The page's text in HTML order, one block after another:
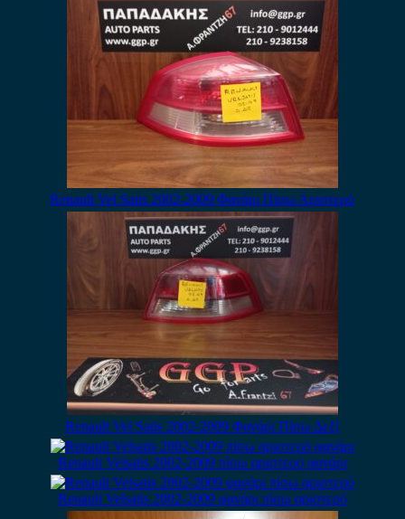
Renault Vel Satis 2002-2009 Φανάρι Πίσω Αριστερό
Renault Vel Satis 2002-2009 Φανάρι Πίσω Δεξί
Renault Velsatis 2002-2009 πίσω αριστερό φανάρι
Renault Velsatis 2002-2009 φανάρι πίσω αριστερό